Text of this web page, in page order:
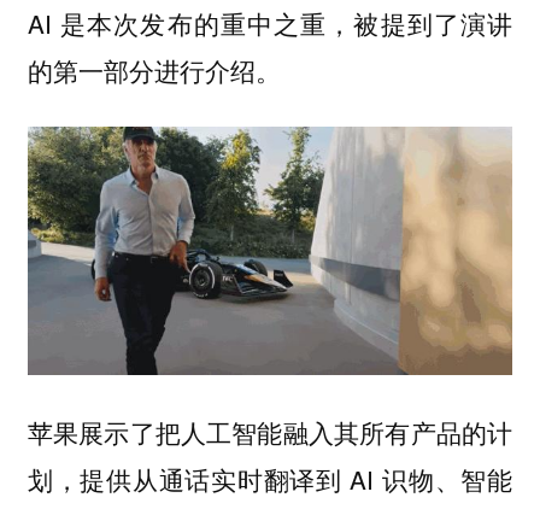
AI 是本次发布的重中之重，被提到了演讲
的第一部分进行介绍。
苹果展示了把人工智能融入其所有产品的计
划，提供从通话实时翻译到 AI 识物、智能